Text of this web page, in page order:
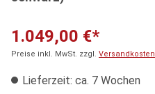
1.049,00 €*
Preise inkl. MwSt. zzgl. Versandkosten
Lieferzeit: ca. 7 Wochen